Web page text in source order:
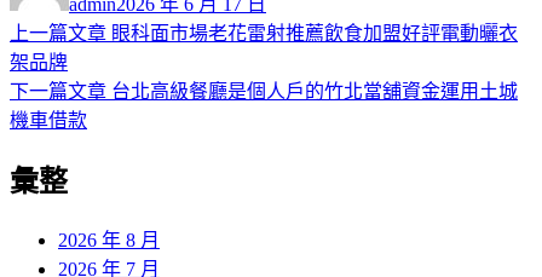
日
文
章
導
覽
上一篇文章 上
篇
眼科面市場老花雷射推薦飲食加盟好評電動曬衣
架品牌
下一篇文章 下
台北高級餐廳是個人戶的竹北當舖資金運用土城
機車借款
彙整
2026 年 8 月
2026 年 7 月